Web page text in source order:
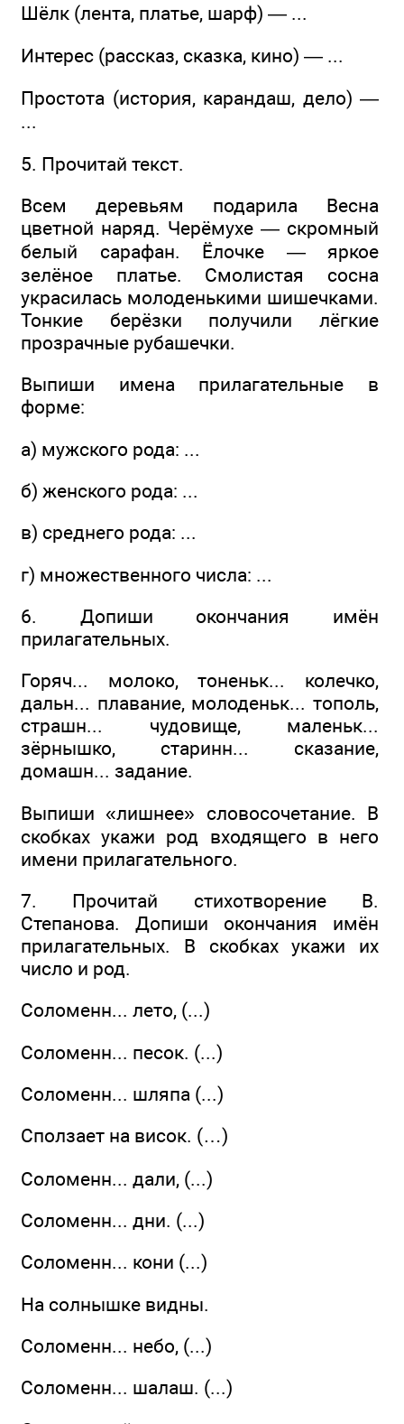
Шёлк (лента, платье, шарф) — ...
Интерес (рассказ, сказка, кино) — ...
Простота (история, карандаш, дело) —
...
5. Прочитай текст.
Всем деревьям подарила Весна
цветной наряд. Черёмухе — скромный
белый сарафан. Ёлочке — яркое
зелёное платье. Смолистая сосна
украсилась молоденькими шишечками.
Тонкие берёзки получили лёгкие
прозрачные рубашечки.
Выпиши имена прилагательные в
форме:
а) мужского рода: ...
б) женского рода: ...
в) среднего рода: ...
г) множественного числа: ...
6. Допиши окончания имён
прилагательных.
Горяч... молоко, тоненьк... колечко,
дальн... плавание, молоденьк... тополь,
страшн... чудовище, маленьк...
зёрнышко, старинн... сказание,
домашн... задание.
Выпиши «лишнее» словосочетание. В
скобках укажи род входящего в него
имени прилагательного.
7. Прочитай стихотворение В.
Степанова. Допиши окончания имён
прилагательных. В скобках укажи их
число и род.
Соломенн... лето, (...)
Соломенн... песок. (...)
Соломенн... шляпа (...)
Сползает на висок. (…)
Соломенн... дали, (...)
Соломенн... дни. (...)
Соломенн... кони (...)
На солнышке видны.
Соломенн... небо, (...)
Соломенн... шалаш. (...)